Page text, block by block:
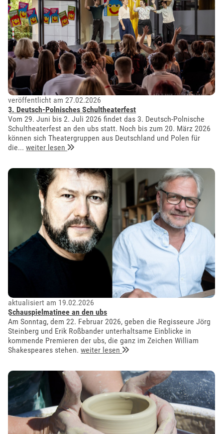
veröffentlicht am 27.02.2026
3. Deutsch-Polnisches Schultheaterfest
Vom 29. Juni bis 2. Juli 2026 findet das 3. Deutsch-Polnische
Schultheaterfest an den ubs statt. Noch bis zum 20. März 2026
können sich Theatergruppen aus Deutschland und Polen für
die...weiter lesen
aktualisiert am 19.02.2026
Schauspielmatinee an den ubs
Am Sonntag, dem 22. Februar 2026, geben die Regisseure Jörg
Steinberg und Erik Roßbander unterhaltsame Einblicke in
kommende Premieren der ubs, die ganz im Zeichen William
Shakespeares stehen.weiter lesen